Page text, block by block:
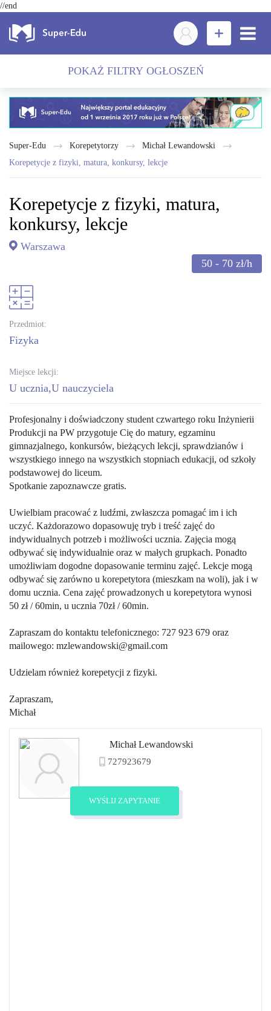
//end
POKAŻ FILTRY OGŁOSZEŃ
Super-Edu Korepetytorzy
Michał Lewandowski
Korepetycje z fizyki, matura, konkursy, lekcje
Korepetycje z fizyki, matura,
konkursy, lekcje
Warszawa
50 - 70 zł/h
Przedmiot:
fizyka
Miejsce lekcji:
U ucznia U nauczyciela
Profesjonalny i doświadczony student czwartego roku Inżynierii
Produkcji na PW przygotuje Cię do matury, egzaminu
gimnazjalnego, konkursów, bieżących lekcji, sprawdzianów i
wszystkiego innego na wszystkich stopniach edukacji, od szkoły
podstawowej do liceum.
Spotkanie zapoznawcze gratis.
Uwielbiam pracować z ludźmi, zwłaszcza pomagać im i ich
uczyć. Każdorazowo dopasowuję tryb i treść zajęć do
indywidualnych potrzeb i możliwości ucznia. Zajęcia mogą
odbywać się indywidualnie oraz w małych grupkach. Ponadto
umożliwiam dogodne dopasowanie terminu zajęć. Lekcje mogą
odbywać się zarówno u korepetytora (mieszkam na woli), jak i w
domu ucznia. Cena zajęć prowadzonych u korepetytora wynosi
50 zł / 60min, u ucznia 70zł / 60min.
Zapraszam do kontaktu telefonicznego: 727 923 679 oraz
mailowego: mzlewandowski@gmail.com
Udzielam również korepetycji z fizyki.
Zapraszam,
Michał
Michał Lewandowski
727923679
WYŚLIJ ZAPYTANIE